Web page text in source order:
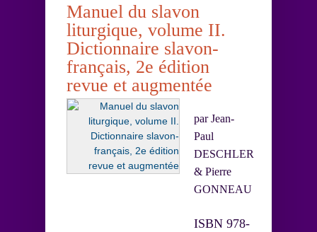
Manuel du slavon
liturgique, volume II.
Dictionnaire slavon-
français, 2e édition
revue et augmentée
par Jean-
Paul
DESCHLER
& Pierre
GONNEAU
ISBN 978-